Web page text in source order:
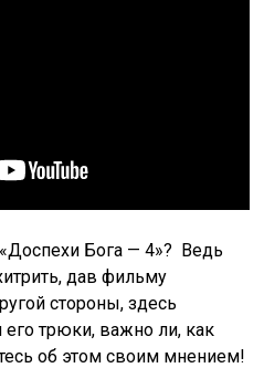
Бога — 4»? Ведь
дав фильму
стороны, здесь
трюки, важно ли, как
об этом своим мнением!